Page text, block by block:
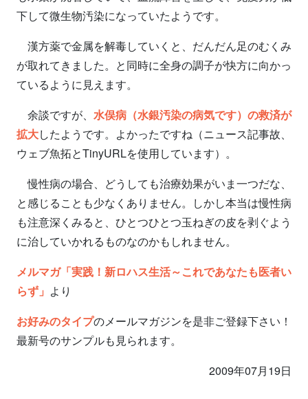
下して微生物汚染になっていたようです。
漢方薬で金属を解毒していくと、だんだん足のむくみ
が取れてきました。と同時に全身の調子が快方に向かっ
ているように見えます。
余談ですが、 水俣病（水銀汚染の病気です）の救済が
拡大したようです。よかったですね（ニュース記事故、
ウェブ魚拓とTinyURLを使用しています）。
慢性病の場合、どうしても治療効果がいま一つだな、
と感じることも少なくありません。しかし本当は慢性病
も注意深くみると、ひとつひとつ玉ねぎの皮を剥ぐよう
に治していかれるものなのかもしれません。
メルマガ「実践！新ロハス生活～これであなたも医者い
らず」 より
お好みのタイプのメールマガジンを是非ご登録下さい！
最新号のサンプルも見られます。
2009年07月19日